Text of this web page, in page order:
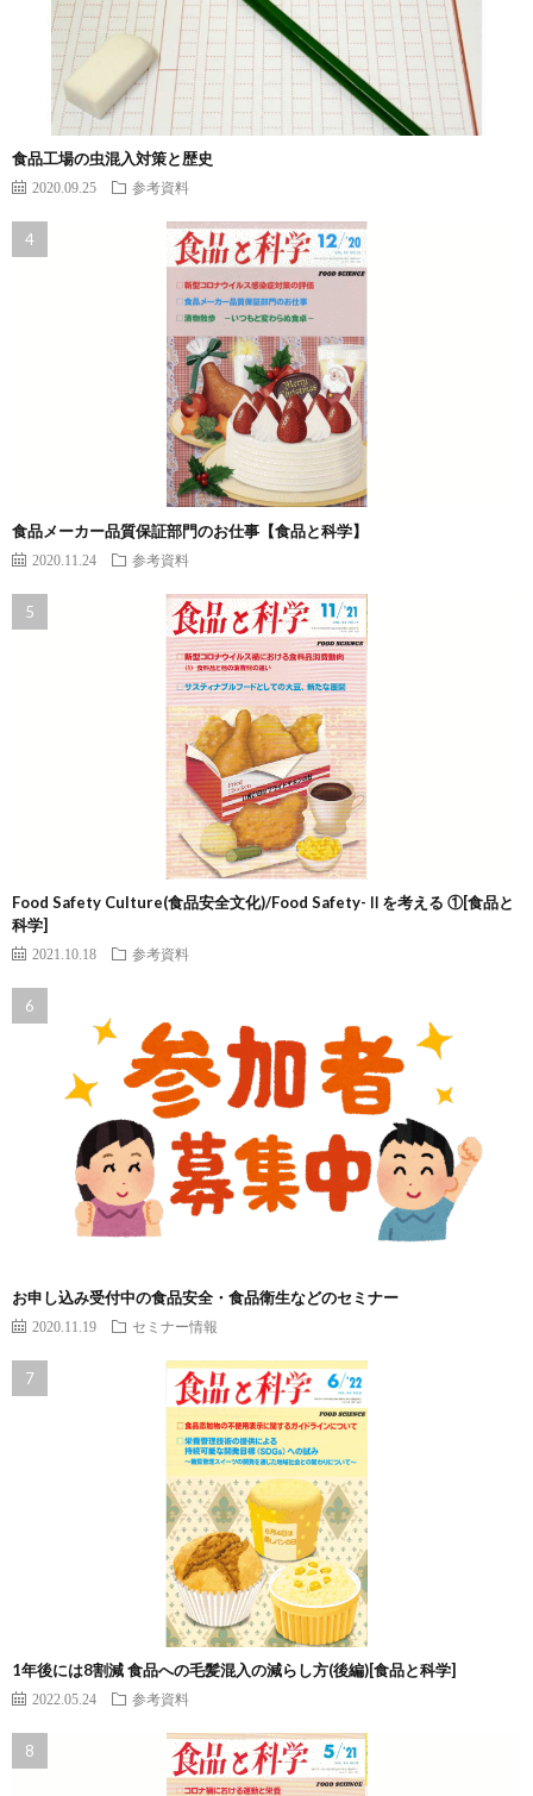
食品工場の虫混入対策と歴史
2020.09.25 参考資料
食品メーカー品質保証部門のお仕事【食品と科学】
2020.11.24 参考資料
Food Safety Culture(食品安全文化)/Food Safety-Ⅱを考える ①[食品と
科学]
2021.10.18 参考資料
お申し込み受付中の食品安全・食品衛生などのセミナー
2020.11.19 セミナー情報
1年後には8割減 食品への毛髪混入の減らし方(後編)[食品と科学]
2022.05.24 参考資料